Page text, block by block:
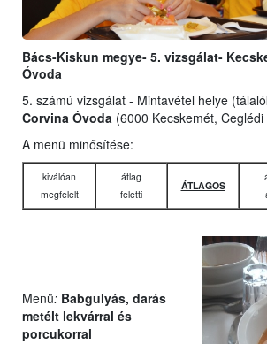
Bács-Kiskun megye- 5. vizsgálat-
Óvoda
5. számú vizsgálat - Mintavétel helye
Corvina Óvoda (6000 Kecskemét,
A menü minősítése:
kiválóan
megfelelt
átlag
feletti
ÁTLAGOS
Menü: Babgulyás, darás
metélt lekvárral és
porcukorral